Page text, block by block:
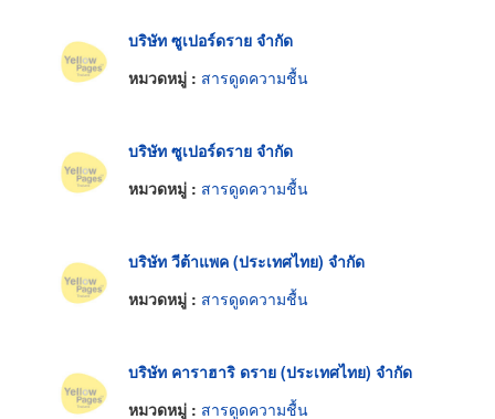
บริษัท ซูเปอร์ดราย จำกัด
หมวดหมู่ : สารดูดความชื้น
บริษัท ซูเปอร์ดราย จำกัด
หมวดหมู่ : สารดูดความชื้น
บริษัท วีต้าแพค (ประเทศไทย) จำกัด
หมวดหมู่ : สารดูดความชื้น
บริษัท คาราฮาริ ดราย (ประเทศไทย) จำกัด
หมวดหมู่ : สารดูดความชื้น